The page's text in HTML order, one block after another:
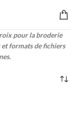
pour la broderie
formats de fichiers